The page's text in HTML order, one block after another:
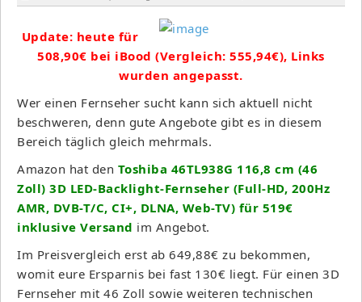
Update: heute für
508,90€ bei iBood (Vergleich: 555,94€), Links
wurden angepasst.
Wer einen Fernseher sucht kann sich aktuell nicht
beschweren, denn gute Angebote gibt es in diesem
Bereich täglich gleich mehrmals.
Amazon hat den Toshiba 46TL938G 116,8 cm (46
Zoll) 3D LED-Backlight-Fernseher (Full-HD, 200Hz
AMR, DVB-T/C, CI+, DLNA, Web-TV) für 519€
inklusive Versand im Angebot.
Im Preisvergleich erst ab 649,88€ zu bekommen,
womit eure Ersparnis bei fast 130€ liegt. Für einen 3D
Fernseher mit 46 Zoll sowie weiteren technischen